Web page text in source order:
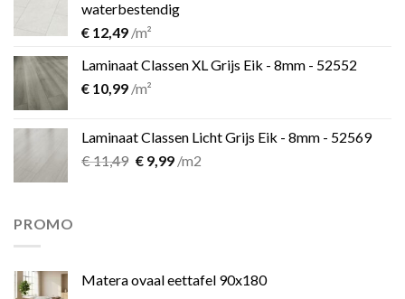
waterbestendig
€ 12,49 /m²
Laminaat Classen XL Grijs Eik - 8mm - 52552
€ 10,99 /m²
Laminaat Classen Licht Grijs Eik - 8mm - 52569
€11,49 Oorspronkelijke
€9,99Huidige
/m2
PROMO
Matera ovaal eettafel 90x180